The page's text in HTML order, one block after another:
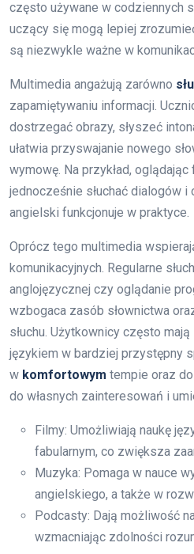
często używane w codziennych
uczący się mogą lepiej
są niezwykle ważne w
Multimedia angażują zarówno
zapamiętywaniu informacji.
dostrzegać obrazy, słyszeć
ułatwia przyswajanie nowego
wymowę. Na przykład,
jednocześnie słuchać dialogów i
angielski funkcjonuje w praktyce.
Oprócz tego multimedia
komunikacyjnych. Regularne
anglojęzycznej czy oglądanie
wzbogaca zasób słownictwa
słuchu. Użytkownicy często
językiem w bardziej przystępny
w komfortowym tempie oraz
do własnych zainteresowań i
Filmy: Umożliwiają naukę
fabularnym, co zwiększa
Muzyka: Pomaga w nauce
angielskiego, a także w
Podcasty: Dają możliwość
wzmacniając zdolności